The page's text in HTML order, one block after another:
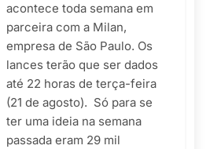
acontece toda semana em
parceira com a Milan,
empresa de São Paulo. Os
lances terão que ser dados
até 22 horas de terça-feira
(21 de agosto). Só para se
ter uma ideia na semana
passada eram 29 mil